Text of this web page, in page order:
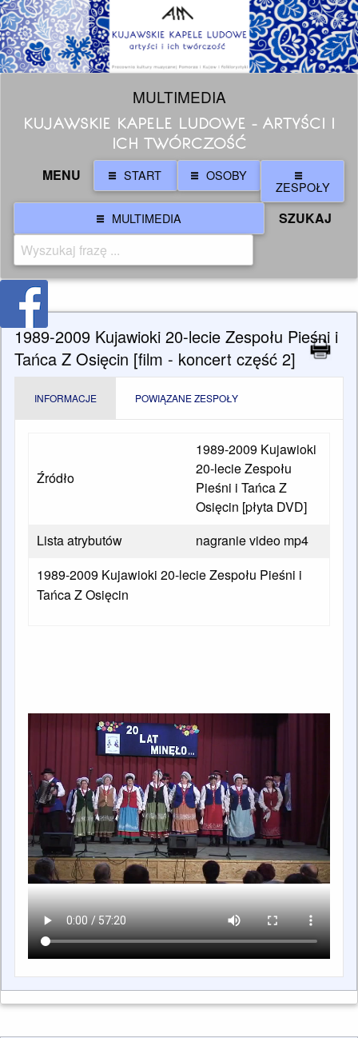
MULTIMEDIA
KUJAWSKIE KAPELE LUDOWE - ARTYŚCI I
ICH TWÓRCZOŚĆ
MENU START OSOBY
ZESPOŁY
MULTIMEDIA
SZUKAJ
1989-2009 Kujawioki 20-lecie Zespołu Pieśni i
Tańca Z Osięcin [film - koncert część 2]
INFORMACJE POWIĄZANE ZESPOŁY
Źródło
1989-2009 Kujawioki
20-lecie Zespołu
Pieśni i Tańca Z
Osięcin [płyta DVD]
Lista atrybutów
nagranie video mp4
1989-2009 Kujawioki 20-lecie Zespołu Pieśni i
Tańca Z Osięcin